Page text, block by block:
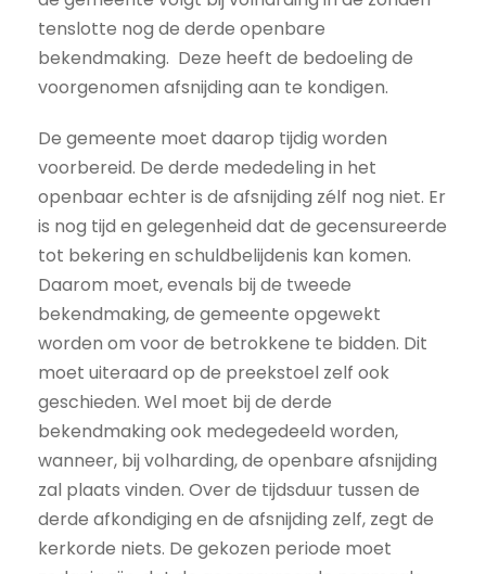
tenslotte nog de derde openbare
bekendmaking. Deze heeft de bedoeling de
voorgenomen afsnijding aan te kondigen.
De gemeente moet daarop tijdig worden
voorbereid. De derde mededeling in het
openbaar echter is de afsnijding zélf nog niet. Er
is nog tijd en gelegenheid dat de gecensureerde
tot bekering en schuldbelijdenis kan komen.
Daarom moet, evenals bij de tweede
bekendmaking, de gemeente opgewekt
worden om voor de betrokkene te bidden. Dit
moet uiteraard op de preekstoel zelf ook
geschieden. Wel moet bij de derde
bekendmaking ook medegedeeld worden,
wanneer, bij volharding, de openbare afsnijding
zal plaats vinden. Over de tijdsduur tussen de
derde afkondiging en de afsnijding zelf, zegt de
kerkorde niets. De gekozen periode moet